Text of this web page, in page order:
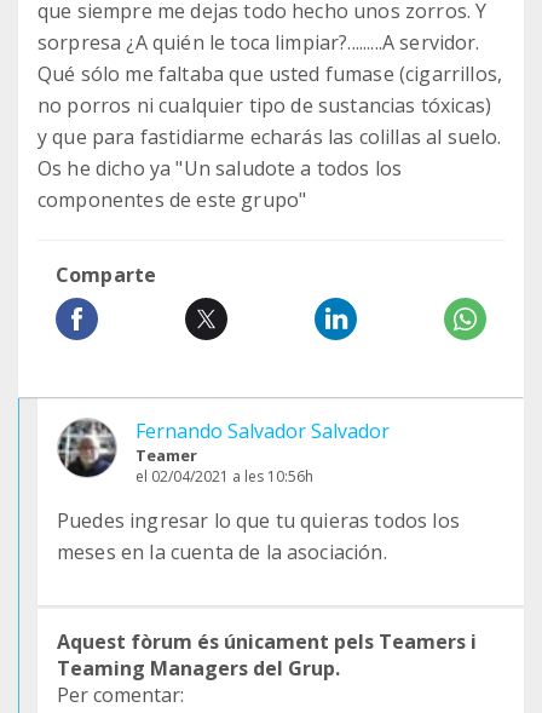
que siempre me dejas todo hecho unos zorros. Y
sorpresa ¿A quién le toca limpiar?.........A servidor.
Qué sólo me faltaba que usted fumase (cigarrillos,
no porros ni cualquier tipo de sustancias tóxicas)
y que para fastidiarme echarás las colillas al suelo.
Os he dicho ya "Un saludote a todos los
componentes de este grupo"
Comparte
Fernando Salvador Salvador
Teamer
el 02/04/2021 a les 10:56h
Puedes ingresar lo que tu quieras todos los
meses en la cuenta de la asociación.
Aquest fòrum és únicament pels Teamers i
Teaming Managers del Grup.
Per comentar: